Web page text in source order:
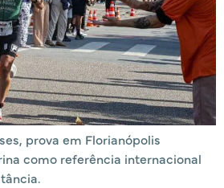
prova em Florianópolis
como referência internacional